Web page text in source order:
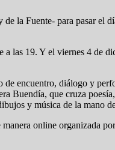
la Fuente- para pasar el
a las 19. Y el viernes 4 de
de encuentro, diálogo y
Buendía, que cruza
y música de la mano
online organizada